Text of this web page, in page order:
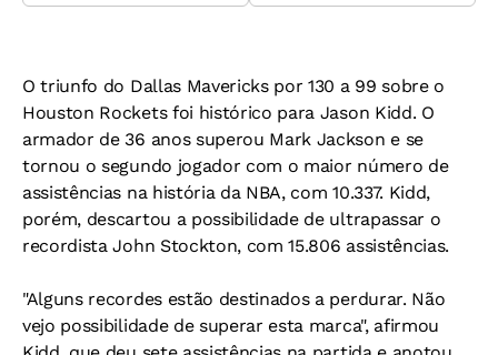
O triunfo do Dallas Mavericks por 130 a 99 sobre o
Houston Rockets foi histórico para Jason Kidd. O
armador de 36 anos superou Mark Jackson e se
tornou o segundo jogador com o maior número de
assistências na história da NBA, com 10.337. Kidd,
porém, descartou a possibilidade de ultrapassar o
recordista John Stockton, com 15.806 assistências.
"Alguns recordes estão destinados a perdurar. Não
vejo possibilidade de superar esta marca", afirmou